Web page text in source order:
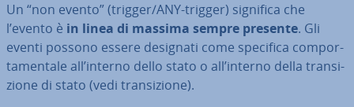
Un “non evento” (trigger/ANY-trigger) significa che
l’evento è in linea di massima sempre presente. Gli
eventi possono essere designati come specifica com­por­
ta­men­ta­le all’interno dello stato o all’interno della tran­si­
zio­ne di stato (vedi tran­si­zio­ne).